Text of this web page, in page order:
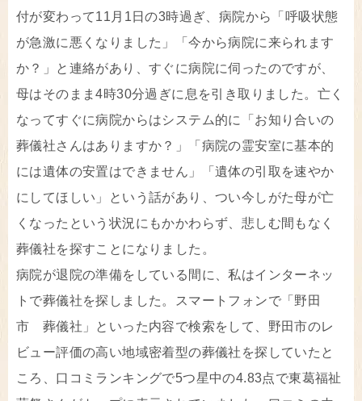
付が変わって11月1日の3時過ぎ、病院から「呼吸状態
が急激に悪くなりました」「今から病院に来られます
か？」と連絡があり、すぐに病院に伺ったのですが、
母はそのまま4時30分過ぎに息を引き取りました。亡く
なってすぐに病院からはシステム的に「お知り合いの
葬儀社さんはありますか？」「病院の霊安室に基本的
には遺体の安置はできません」「遺体の引取を速やか
にしてほしい」という話があり、つい今しがた母が亡
くなったという状況にもかかわらず、悲しむ間もなく
葬儀社を探すことになりました。
病院が退院の準備をしている間に、私はインターネッ
トで葬儀社を探しました。スマートフォンで「野田
市 葬儀社」といった内容で検索をして、野田市のレ
ビュー評価の高い地域密着型の葬儀社を探していたと
ころ、口コミランキングで5つ星中の4.83点で東葛福祉